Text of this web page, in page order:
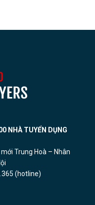
NHÀ TUYỂN DỤNG
Trung Hoà – Nhân
(hotline)